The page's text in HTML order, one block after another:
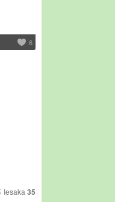
6
Iesaka 35